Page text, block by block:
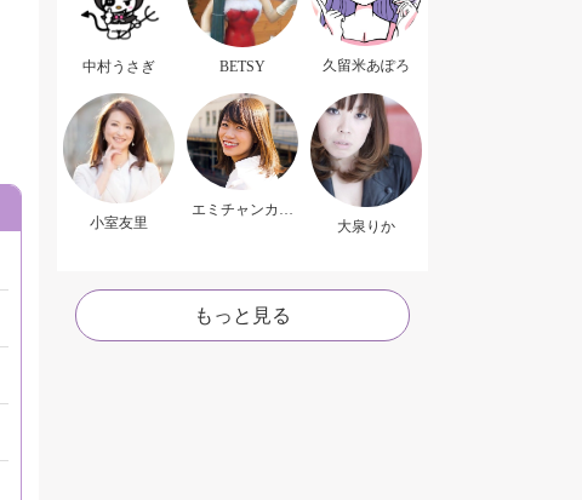
中村うさぎ BETSY 久留米あぽろ
小室友里
エミチャンカパ
大泉りか
もっと見る